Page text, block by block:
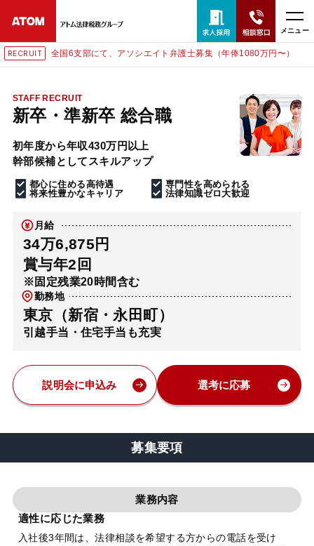
メニュー
RECRUIT 全国6支部にて、アソシエイト弁護士募集（年俸1080万円〜）
STAFF RECRUIT
新卒・準新卒 総合職
初年度から年収430万円以上
幹部候補としてスキルアップ
都心に住める高待遇
専門性を高められる
将来性豊かなキャリア
法律知識ゼロ大歓迎
月給
34万6,875円
賞与年2回
※固定残業20時間含む
勤務地
東京（新宿・永田町）
引越手当・住宅手当も充実
説明会に申込み 選考に応募
募集要項
業務内容
適性に応じた業務
入社後3年間は、法律相談を希望する方からの電話を受け
24時間365日全国対応
無料相談窓口はこちら
電話・LINE・メールで相談予約受付中
ホーム
解決実績
アクセス
弁護士・税理士
お知らせ